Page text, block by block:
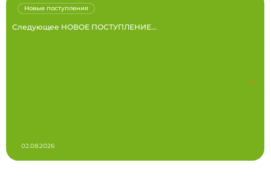
Следующее НОВОЕ ПОСТУПЛЕНИЕ...
Новые поступления
02.08.2026